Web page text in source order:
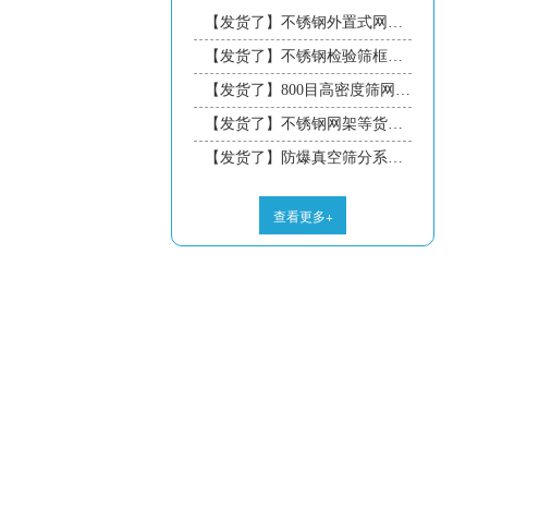
- 振动电机
- 煤炭行业
- 冶金行业
【发货了】不锈钢外置式网架粘网等货物今日发往广东的杨工，预计三天到达，请注意接收！
【发货了】不锈钢检验筛框等货物今日发往安徽的侯工，预计三天到达，请注意接收！
【发货了】800目高密度筛网等货物今日发往东莞的江工，预计三天到达，请注意接收！
【发货了】不锈钢网架等货物今日发往浙江的方工，预计三天到达，请注意接收！
【发货了】防爆真空筛分系统等货物今日发往厦门的吴工，预计三天到达，请注意接收！
查看更多+